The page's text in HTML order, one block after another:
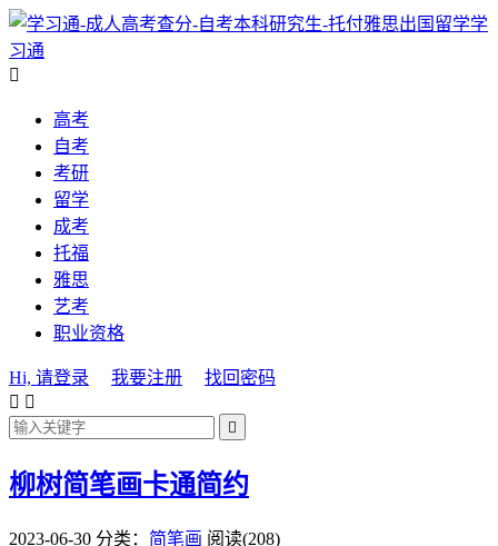
学
习通

高考
自考
考研
留学
成考
托福
雅思
艺考
职业资格
Hi, 请登录 我要注册
找回密码
 

柳树简笔画卡通简约
2023-06-30 分类： 简笔画 阅读(208)